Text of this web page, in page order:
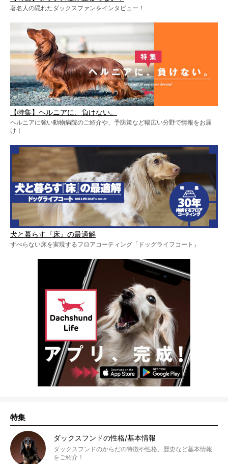
著名人の隠れたダックスファンをインタビュー！
【特集】ヘルニアに、負けない。
ヘルニアに強い動物病院のご紹介や、予防策など幅広い分野で情報をお届
け！
犬と暮らす『床』の最適解
すべらない床を実現するフロアコーティング「ドッグライフコート」
特集
ダックスフンドの性格/基本情報
ダックスフンドのからだの特徴や性格、歴史など基本情報
をご紹介！